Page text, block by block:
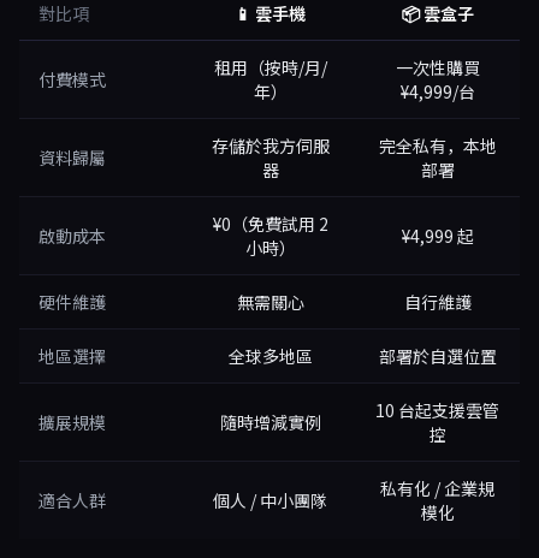
對比項 📱 雲手機 📦 雲盒子
付費模式
租用（按時/月/
年）
一次性購買
¥4,999/台
資料歸屬
存儲於我方伺服
器
完全私有，本地
部署
啟動成本
¥0（免費試用 2
小時）
¥4,999 起
硬件維護 無需關心 自行維護
地區選擇 全球多地區 部署於自選位置
擴展規模 隨時增減實例
10 台起支援雲管
控
適合人群 個人 / 中小團隊
私有化 / 企業規
模化